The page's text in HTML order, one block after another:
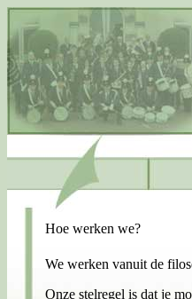
Hoe werken we?
We werken vanuit de
Onze stelregel is dat je